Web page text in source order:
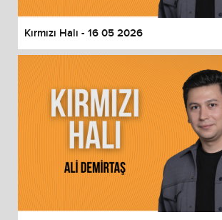
Kırmızı Halı - 16 05 2026